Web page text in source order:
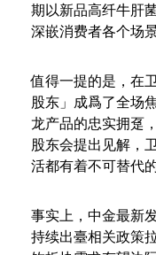
期以新品高纤牛肝
深嵌消费者各个场
值得一提的是，在
股东」成爲了全场
龙产品的忠实拥趸
股东会提出见解，
活都有着不可替代
事实上，中金最新
持续出臺相关政策